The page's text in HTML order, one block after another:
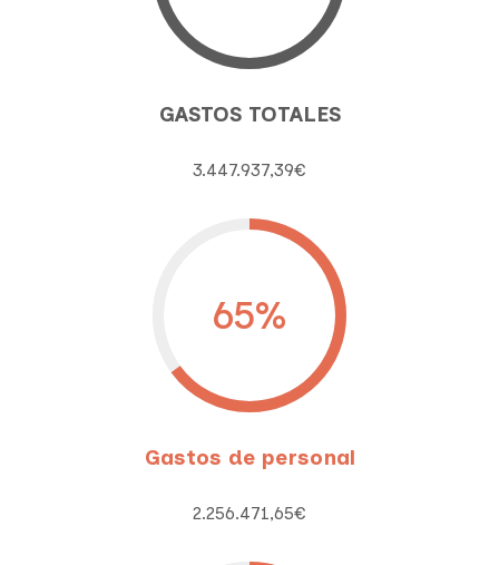
GASTOS TOTALES
3.447.937,39€
65%
Gastos de personal
2.256.471,65€